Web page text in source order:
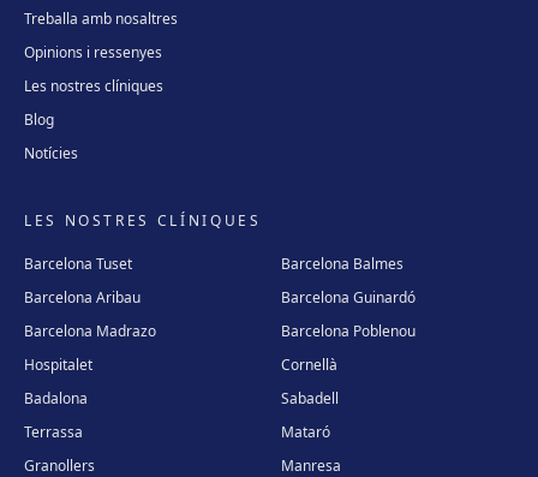
Treballa amb nosaltres
Opinions i ressenyes
Les nostres clíniques
Blog
Notícies
LES NOSTRES CLÍNIQUES
Barcelona Tuset
Barcelona Balmes
Barcelona Aribau
Barcelona Guinardó
Barcelona Madrazo
Barcelona Poblenou
Hospitalet
Cornellà
Badalona
Sabadell
Terrassa
Mataró
Granollers
Manresa